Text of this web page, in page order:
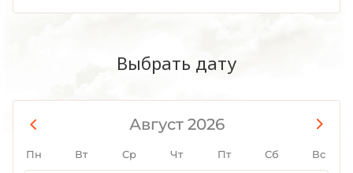
Выбрать дату
Август 2026
Пн Вт Ср Чт Пт Сб Вс